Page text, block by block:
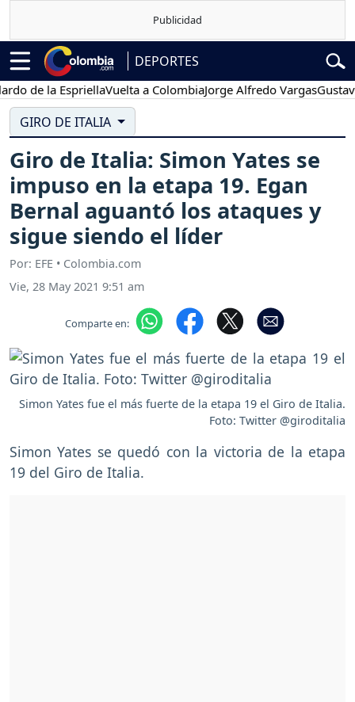
DEPORTES
la EspriellaVuelta a ColombiaJorge Alfredo Vargas Gustavo Petro
GIRO DE ITALIA
Giro de Italia: Simon Yates se
impuso en la etapa 19. Egan
Bernal aguantó los ataques y
sigue siendo el líder
Por: EFE • Colombia.com
Vie, 28 May 2021 9:51 am
Comparte en:
Simon Yates fue el más fuerte de la etapa 19 el Giro de Italia.
Foto: Twitter @giroditalia
Simon Yates se quedó con la victoria de la etapa
19 del Giro de Italia.